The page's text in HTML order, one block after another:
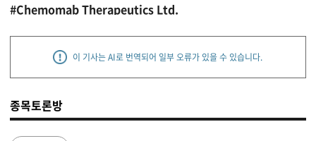
#Chemomab Therapeutics Ltd.
이 기사는 AI로 번역되어 일부 오류가 있을 수 있습니다.
종목토론방